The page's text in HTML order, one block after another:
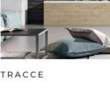
TRACCE